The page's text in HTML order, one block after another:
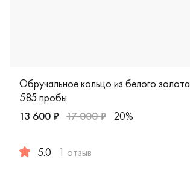
Обручальное кольцо из белого золота
585 пробы
13 600 ₽ 17 000 ₽ 20%
5.0 1 отзыв